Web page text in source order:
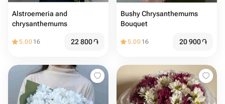
Alstroemeria and
chrysanthemums
5.00 16 22 800֏
Bushy Chrysanthemums
Bouquet
5.00 16 20 900֏